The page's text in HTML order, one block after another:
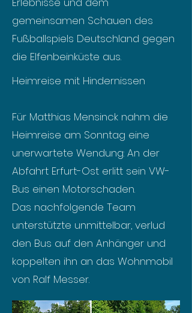
gemeinsamen Schauen des
Fußballspiels Deutschland gegen
die Elfenbeinküste aus.
Heimreise mit Hindernissen
Für Matthias Mensinck nahm die
Heimreise am Sonntag eine
unerwartete Wendung: An der
Abfahrt Erfurt-Ost erlitt sein VW-
Bus einen Motorschaden.
Das nachfolgende Team
unterstützte unmittelbar, verlud
den Bus auf den Anhänger und
koppelten ihn an das Wohnmobil
von Ralf Messer.